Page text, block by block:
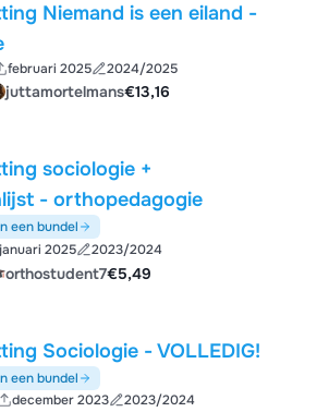
Niemand is een eiland -
februari 2025 2024/2025
juttamortelmans€13,16
sociologie +
- orthopedagogie
een bundel
januari 2025 2023/2024
orthostudent7€5,49
Sociologie - VOLLEDIG!
een bundel
december 2023 2023/2024